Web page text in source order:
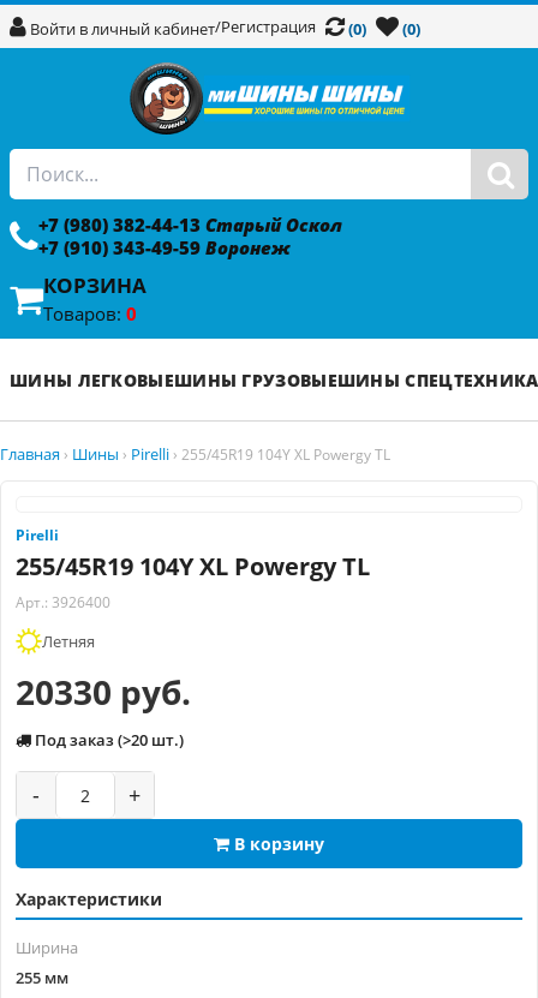
Войти в личный кабинет/Регистрация (0) (0)
+7 (980) 382-44-13 Старый Оскол
+7 (910) 343-49-59 Воронеж
КОРЗИНА
Товаров: 0
ШИНЫ ЛЕГКОВЫЕШИНЫ ГРУЗОВЫЕШИНЫ СПЕЦТЕХНИКА
Главная › Шины › Pirelli › 255/45R19 104Y XL Powergy TL
Pirelli
255/45R19 104Y XL Powergy TL
Арт.: 3926400
Летняя
20330 руб.
Под заказ (>20 шт.)
- +
В корзину
Характеристики
Ширина
255 мм